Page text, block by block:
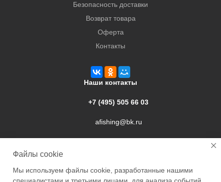
Безопасность доставки
Возврат товара
Оферта
Контакты
Наши контакты
+7 (495) 505 66 03
afishing@bk.ru
Файлы cookie
Мы используем файлы cookie, разработанные нашими